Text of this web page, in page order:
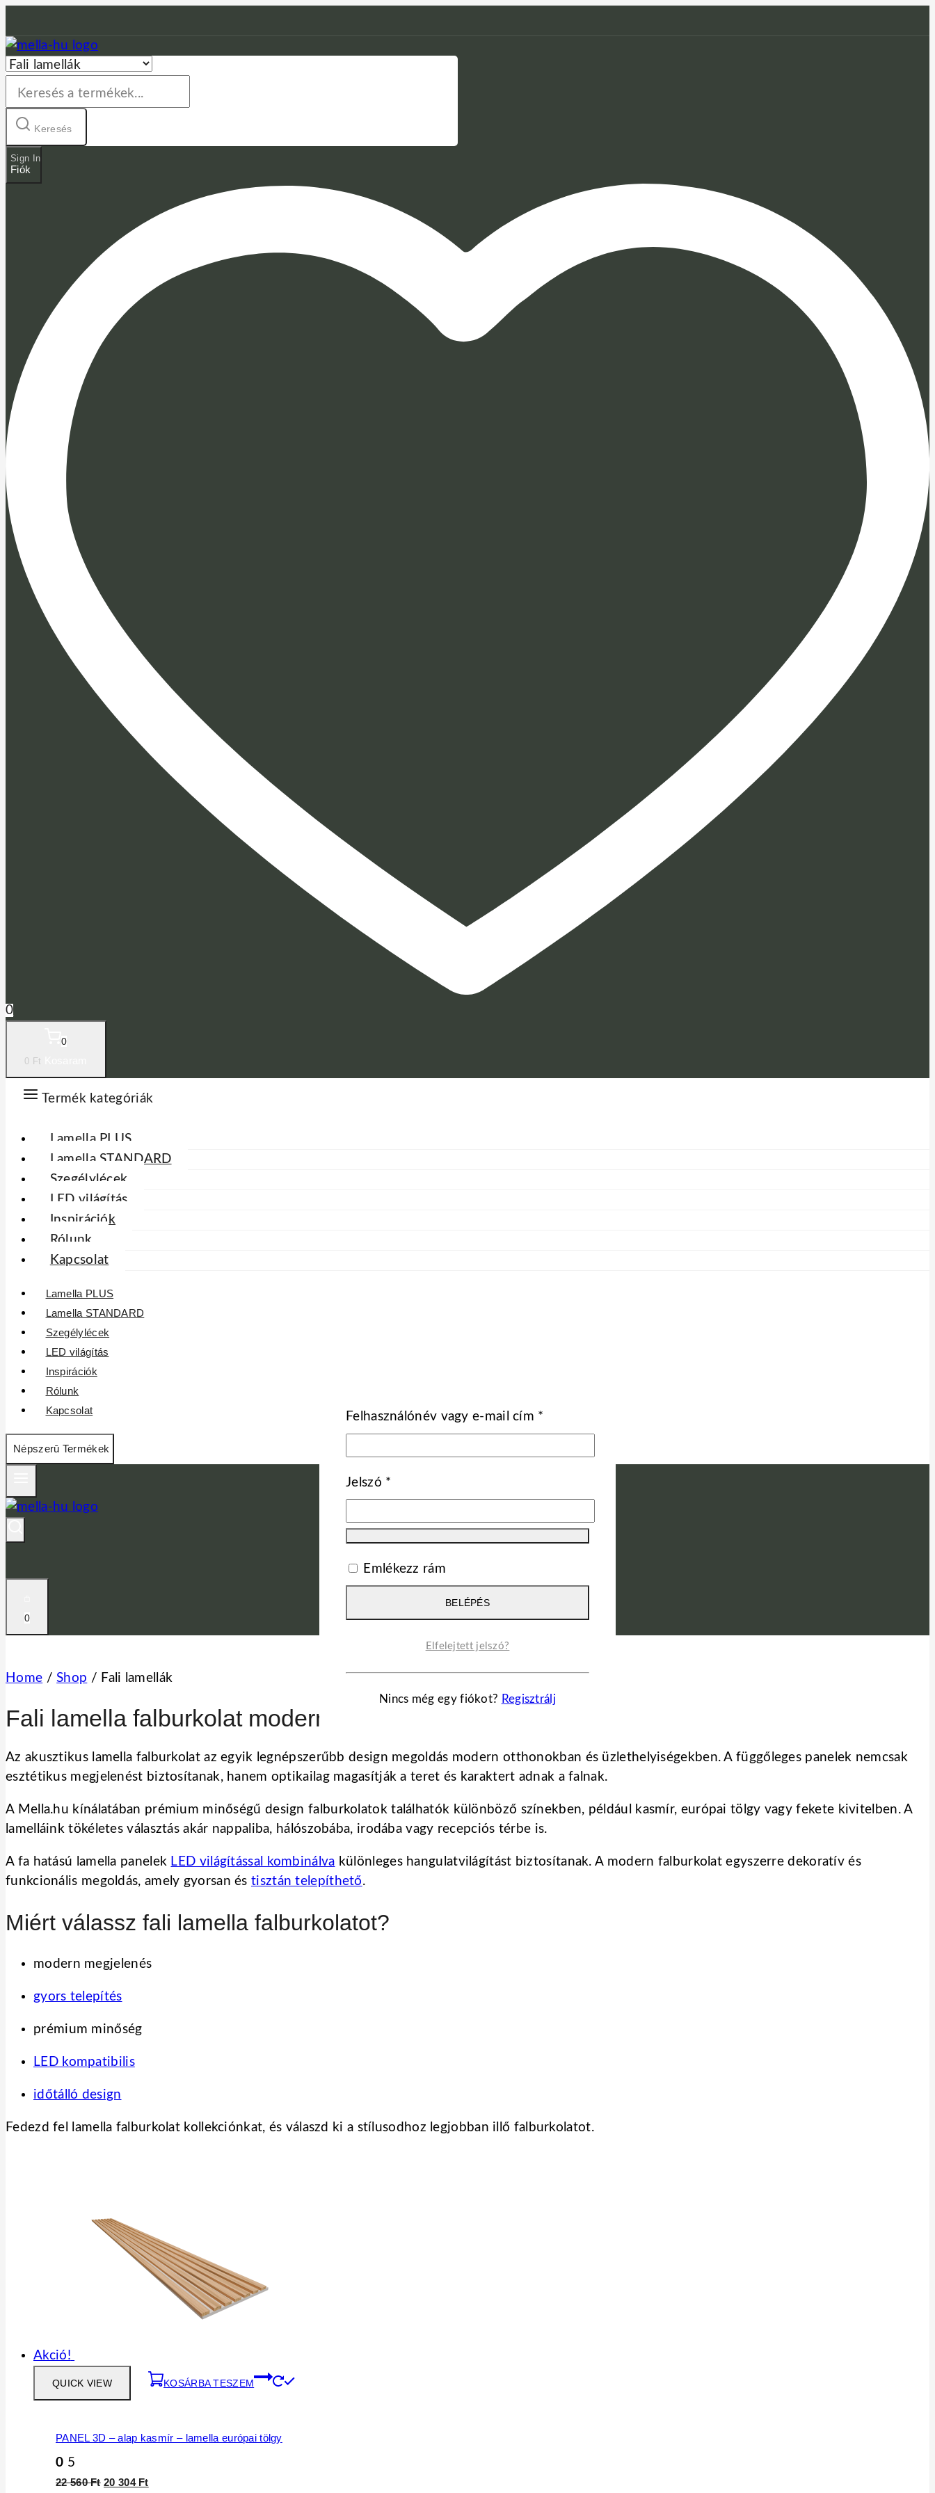
to
content
Keresés
Sign In
Fiók
0
0
0 Ft
Termék kategóriák
Lamella PLUS
Lamella STANDARD
Szegélylécek
LED világítás
Inspirációk
Rólunk
Kapcsolat
Lamella PLUS
Lamella STANDARD
Szegélylécek
LED világítás
Inspirációk
Rólunk
Kapcsolat
Népszerū Termékek
0
Home / Shop / Fali lamellák
Fali lamella falburkolat modern enteriőrökhöz
Az akusztikus lamella falburkolat az egyik legnépszerűbb design megoldás modern otthonokban és üzlethelyiségekben. A függőleges panelek nemcsak
esztétikus megjelenést biztosítanak, hanem optikailag magasítják a teret és karaktert adnak a falnak.
A Mella.hu kínálatában prémium minőségű design falburkolatok találhatók különböző színekben, például kasmír, európai tölgy vagy fekete kivitelben. A
lamelláink tökéletes választás akár nappaliba, hálószobába, irodába vagy recepciós térbe is.
A fa hatású lamella panelek LED világítással kombinálva különleges hangulatvilágítást biztosítanak. A modern falburkolat egyszerre dekoratív és
funkcionális megoldás, amely gyorsan és tisztán telepíthető.
Miért válassz fali lamella falburkolatot?
modern megjelenés
gyors telepítés
prémium minőség
LED kompatibilis
időtálló design
Fedezd fel lamella falburkolat kollekciónkat, és válaszd ki a stílusodhoz legjobban illő falburkolatot.
Akció!
QUICK VIEW KOSÁRBA TESZEM
PANEL 3D – alap kasmír – lamella európai tölgy
0 5
22 560Ft Original
20 304 FtCurrent
Felhasználónév vagy e-mail cím *
Jelszó *
Emlékezz rám
BELÉPÉS
Elfelejtett jelszó?
Nincs még egy fiókot? Regisztrálj